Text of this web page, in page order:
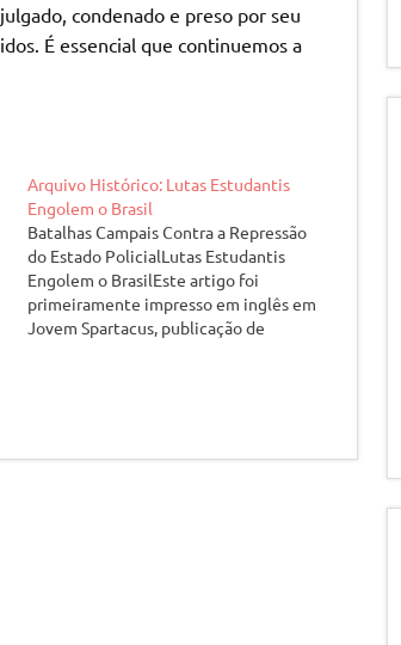
condenado e preso por seu
É essencial que continuemos a
Arquivo Histórico: Lutas Estudantis
Engolem o Brasil
Batalhas Campais Contra a Repressão
do Estado PolicialLutas Estudantis
Engolem o BrasilEste artigo foi
primeiramente impresso em inglês em
Jovem Spartacus, publicação de